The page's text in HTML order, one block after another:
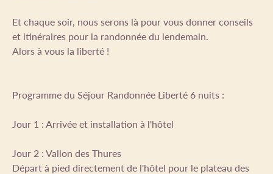
Et chaque soir, nous serons là pour vous donner conseils
et itinéraires pour la randonnée du lendemain.
Alors à vous la liberté !
Programme du Séjour Randonnée Liberté 6 nuits :
Jour 1 : Arrivée et installation à l'hôtel
Jour 2 : Vallon des Thures
Départ à pied directement de l'hôtel pour le plateau des